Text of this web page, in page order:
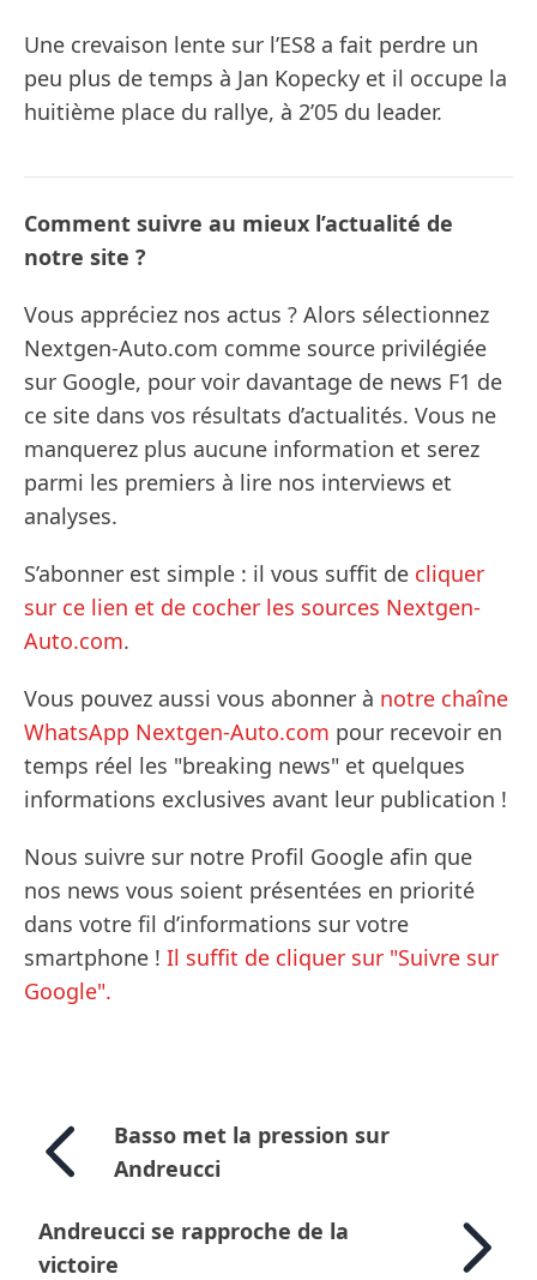
Une crevaison lente sur l’ES8 a fait perdre un
peu plus de temps à Jan Kopecky et il occupe la
huitième place du rallye, à 2’05 du leader.
Comment suivre au mieux l’actualité de
notre site ?
Vous appréciez nos actus ? Alors sélectionnez
Nextgen-Auto.com comme source privilégiée
sur Google, pour voir davantage de news F1 de
ce site dans vos résultats d’actualités. Vous ne
manquerez plus aucune information et serez
parmi les premiers à lire nos interviews et
analyses.
S’abonner est simple : il vous suffit de cliquer
sur ce lien et de cocher les sources Nextgen-
Auto.com.
Vous pouvez aussi vous abonner à notre chaîne
WhatsApp Nextgen-Auto.com pour recevoir en
temps réel les "breaking news" et quelques
informations exclusives avant leur publication !
Nous suivre sur notre Profil Google afin que
nos news vous soient présentées en priorité
dans votre fil d’informations sur votre
smartphone ! Il suffit de cliquer sur "Suivre sur
Google".
Basso met la pression sur
Andreucci
Andreucci se rapproche de la
victoire